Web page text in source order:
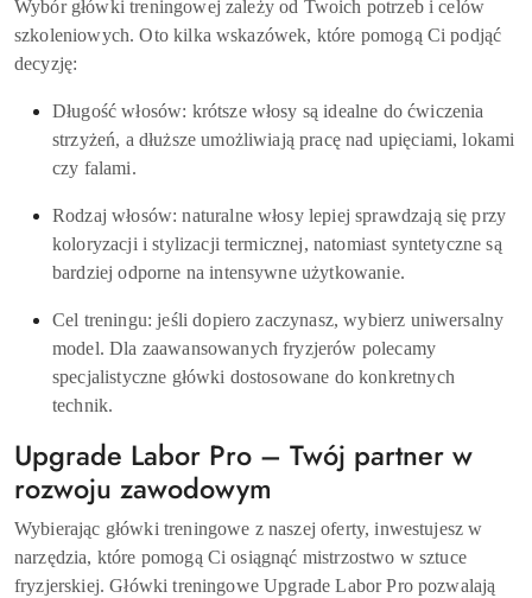
Wybór główki treningowej zależy od Twoich potrzeb i celów
szkoleniowych. Oto kilka wskazówek, które pomogą Ci podjąć
decyzję:
Długość włosów: krótsze włosy są idealne do ćwiczenia
strzyżeń, a dłuższe umożliwiają pracę nad upięciami, lokami
czy falami.
Rodzaj włosów: naturalne włosy lepiej sprawdzają się przy
koloryzacji i stylizacji termicznej, natomiast syntetyczne są
bardziej odporne na intensywne użytkowanie.
Cel treningu: jeśli dopiero zaczynasz, wybierz uniwersalny
model. Dla zaawansowanych fryzjerów polecamy
specjalistyczne główki dostosowane do konkretnych
technik.
Upgrade Labor Pro – Twój partner w
rozwoju zawodowym
Wybierając główki treningowe z naszej oferty, inwestujesz w
narzędzia, które pomogą Ci osiągnąć mistrzostwo w sztuce
fryzjerskiej. Główki treningowe Upgrade Labor Pro pozwalają